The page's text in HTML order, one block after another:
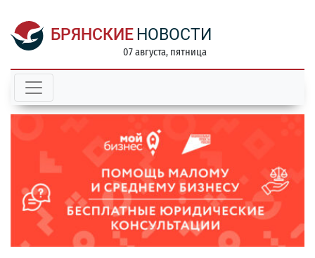
БРЯНСКИЕ НОВОСТИ
07 августа, пятница